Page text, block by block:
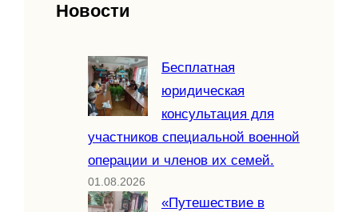
Новости
Бесплатная
юридическая
консультация для
участников специальной военной
операции и членов их семей.
01.08.2026
«Путешествие в